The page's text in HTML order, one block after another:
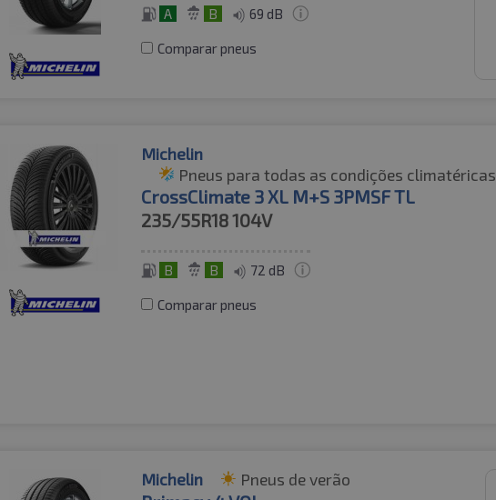
A B 69 dB
Comparar pneus
Michelin
Pneus para todas as condições climatéricas
CrossClimate 3 XL M+S 3PMSF TL
235/55R18104V
B B 72 dB
Comparar pneus
Michelin Pneus de verão